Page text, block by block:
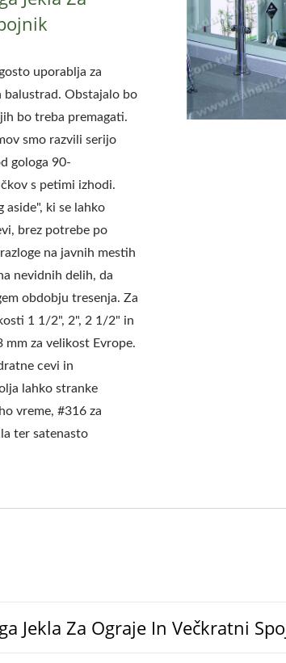
uporablja za
Obstajalo bo
bo treba premagati.
smo razvili serijo
gologa 90-
s petimi izhodi.
aside", ki se lahko
brez potrebe po
na javnih mestih
nevidnih delih, da
obdobju tresenja. Za
1 1/2", 2", 2 1/2" in
mm za velikost Evrope.
cevi in
lahko stranke
vreme, #316 za
ter satenasto
Jekla Za Ograje In Večkratni